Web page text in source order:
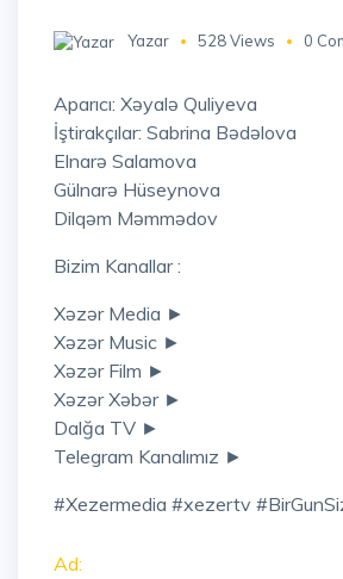
Yazar 528 Views 0
Aparıcı: Xəyalə Quliyeva
İştirakçılar: Sabrina Bədəlova
Elnarə Salamova
Gülnarə Hüseynova
Dilqəm Məmmədov
Bizim Kanallar :
Xəzər Media ►
Xəzər Music ►
Xəzər Film ►
Xəzər Xəbər ►
Dalğa TV ►
Telegram Kanalımız ►
#xezermedia #xezertv
Ad: